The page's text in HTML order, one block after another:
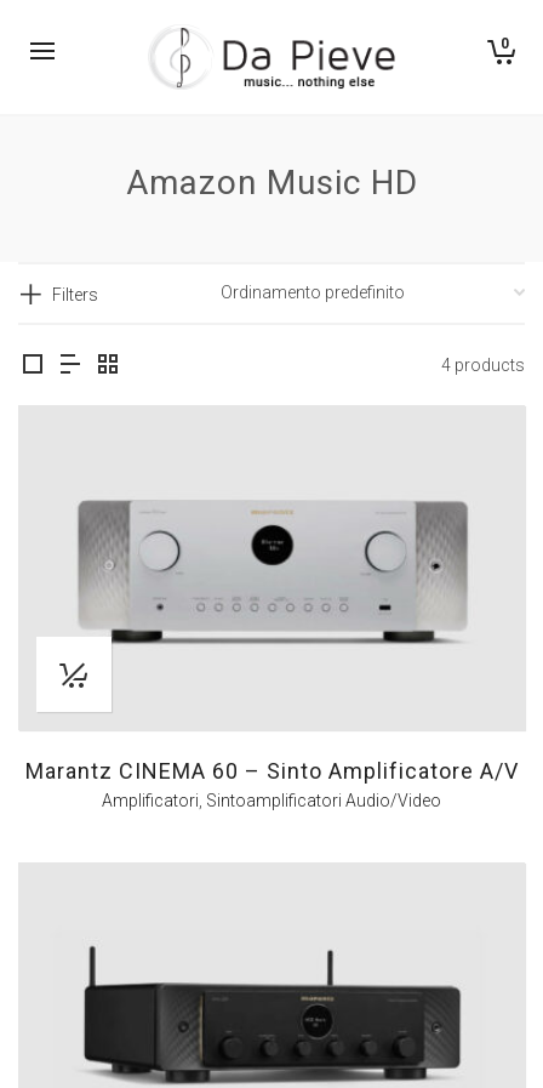
0
Amazon Music HD
Filters
4 products
Marantz CINEMA 60 – Sinto Amplificatore A/V
Amplificatori, Sintoamplificatori Audio/Video